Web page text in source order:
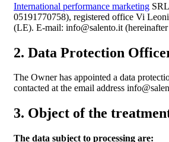
International performance marketing
05191770758), registered office Vi
(LE). E-mail: info@salento.it (hereinafter
2. Data Protection
The Owner has appointed a data
contacted at the email address
3. Object of the
The data subject to processing are: